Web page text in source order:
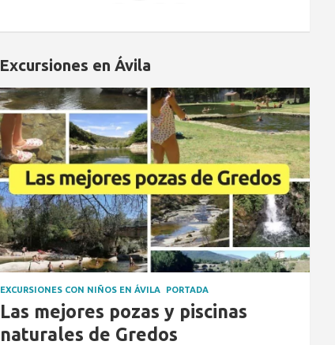
Excursiones en Ávila
EXCURSIONES CON NIÑOS EN ÁVILA PORTADA
Las mejores pozas y piscinas
naturales de Gredos